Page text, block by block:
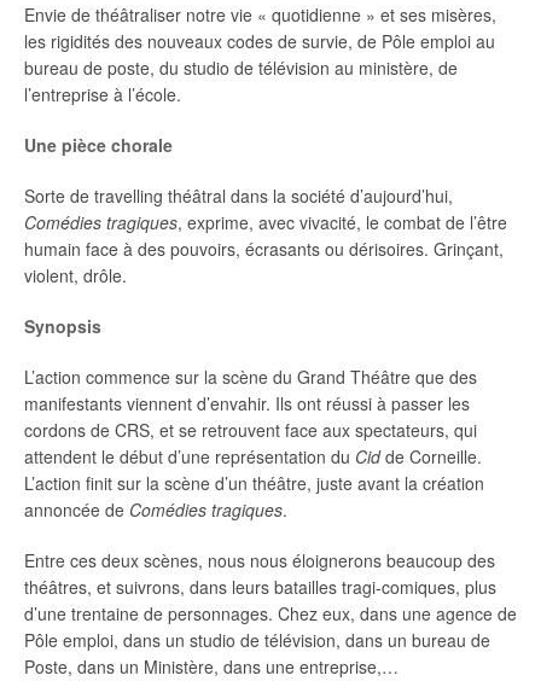
Envie de théâtraliser notre vie « quotidienne » et ses misères,
les rigidités des nouveaux codes de survie, de Pôle emploi au
bureau de poste, du studio de télévision au ministère, de
l’entreprise à l’école.
Une pièce chorale
Sorte de travelling théâtral dans la société d’aujourd’hui,
Comédies tragiques, exprime, avec vivacité, le combat de l’être
humain face à des pouvoirs, écrasants ou dérisoires. Grinçant,
violent, drôle.
Synopsis
L’action commence sur la scène du Grand Théâtre que des
manifestants viennent d’envahir. Ils ont réussi à passer les
cordons de CRS, et se retrouvent face aux spectateurs, qui
attendent le début d’une représentation du Cidde Corneille.
L’action finit sur la scène d’un théâtre, juste avant la création
annoncée de Comédies tragiques.
Entre ces deux scènes, nous nous éloignerons beaucoup des
théâtres, et suivrons, dans leurs batailles tragi-comiques, plus
d’une trentaine de personnages. Chez eux, dans une agence de
Pôle emploi, dans un studio de télévision, dans un bureau de
Poste, dans un Ministère, dans une entreprise,…